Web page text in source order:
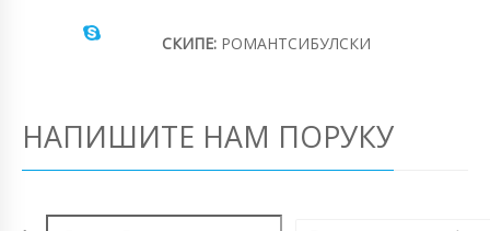
СКИПЕ: РОМАНТСИБУЛСКИ
НАПИШИТЕ НАМ ПОРУКУ